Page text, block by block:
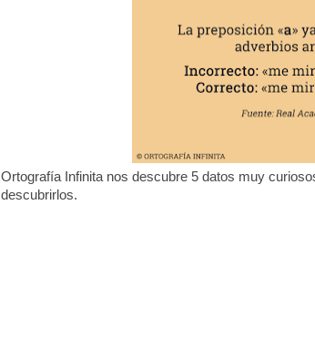
Ortografía Infinita nos descubre 5 datos muy
descubrirlos.